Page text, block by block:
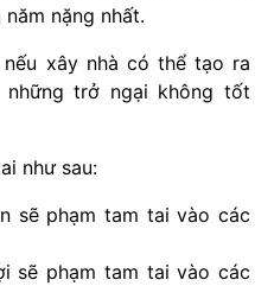
nặng nhất.
xây nhà có thể tạo ra
trở ngại không tốt
như sau:
sẽ phạm tam tai vào các
sẽ phạm tam tai vào các